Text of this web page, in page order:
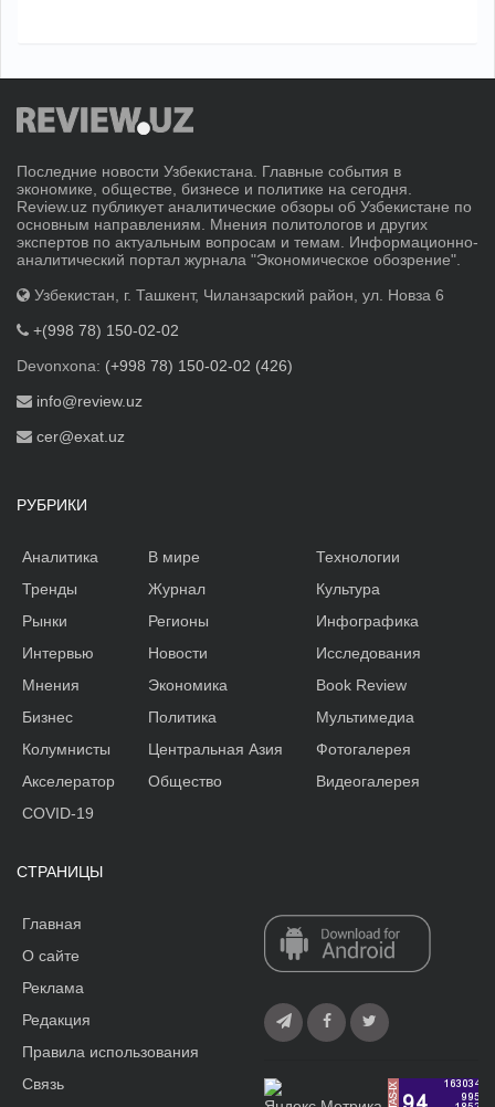
Последние новости Узбекистана. Главные события в
экономике, обществе, бизнесе и политике на сегодня.
Review.uz публикует аналитические обзоры об Узбекистане по
основным направлениям. Мнения политологов и других
экспертов по актуальным вопросам и темам. Информационно-
аналитический портал журнала "Экономическое обозрение".
Узбекистан, г. Ташкент, Чиланзарский район, ул. Новза 6
+(998 78) 150-02-02
Devonxona: (+998 78) 150-02-02 (426)
info@review.uz
cer@exat.uz
РУБРИКИ
Аналитика
Тренды
Рынки
Интервью
Мнения
Бизнес
Колумнисты
Акселератор
В мире
Журнал
Регионы
Новости
Экономика
Политика
Центральная Азия
Общество
Технологии
Культура
Инфографика
Исследования
Book Review
Мультимедиа
Фотогалерея
Видеогалерея
COVID-19
СТРАНИЦЫ
Главная
О сайте
Реклама
Редакция
Правила использования
Связь